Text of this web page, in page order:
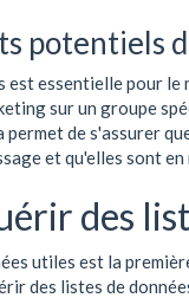
potentiels
est essentielle pour
sur un groupe
de s'assurer
et qu'elles sont
des
utiles est la
des listes de